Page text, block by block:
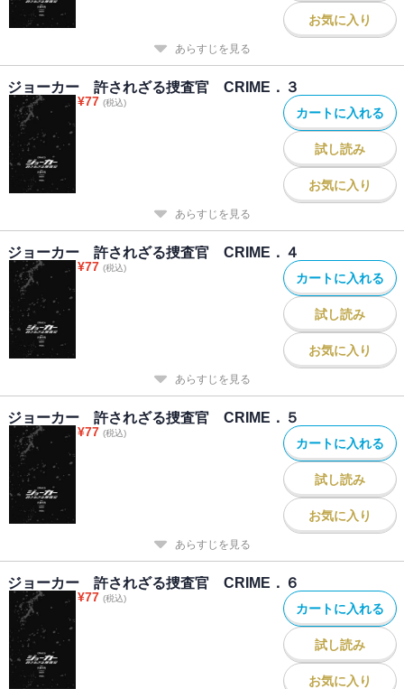
お気に入り
あらすじを見る
ジョーカー 許されざる捜査官 CRIME．３
¥77 (税込)
カートに入れる
試し読み
お気に入り
あらすじを見る
ジョーカー 許されざる捜査官 CRIME．４
¥77 (税込)
カートに入れる
試し読み
お気に入り
あらすじを見る
ジョーカー 許されざる捜査官 CRIME．５
¥77 (税込)
カートに入れる
試し読み
お気に入り
あらすじを見る
ジョーカー 許されざる捜査官 CRIME．６
¥77 (税込)
カートに入れる
試し読み
お気に入り